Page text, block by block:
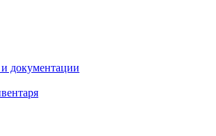
документации